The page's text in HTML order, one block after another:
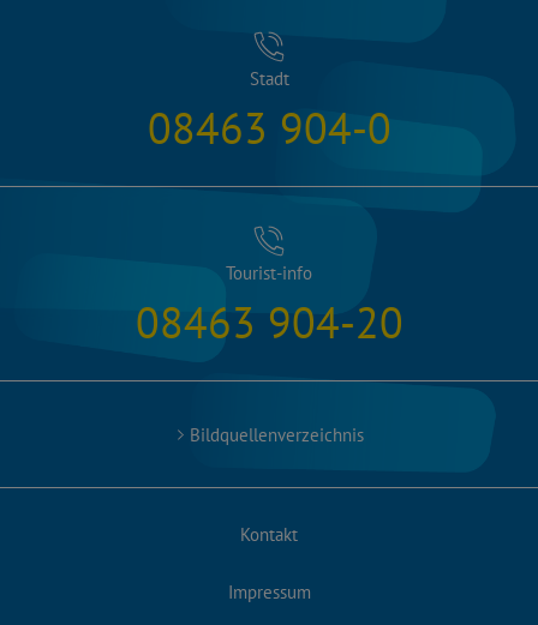
Stadt
08463 904-0
Tourist-info
08463 904-20
Bildquellenverzeichnis
Kontakt
Impressum